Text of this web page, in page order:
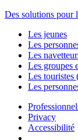
Des solutions pour
Les jeunes
Les
Les
Les groupes
Les touristes
Les
Privacy
Accessibilité